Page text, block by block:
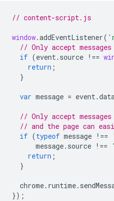
// content-script.js
window.addEventListener(
// Only accept
if (event. source !==
return ;
}
var message = event.
// Only accept
// and the page can
if (typeof message !==
message. source !==
return ;
}
chrome. runtime.
});